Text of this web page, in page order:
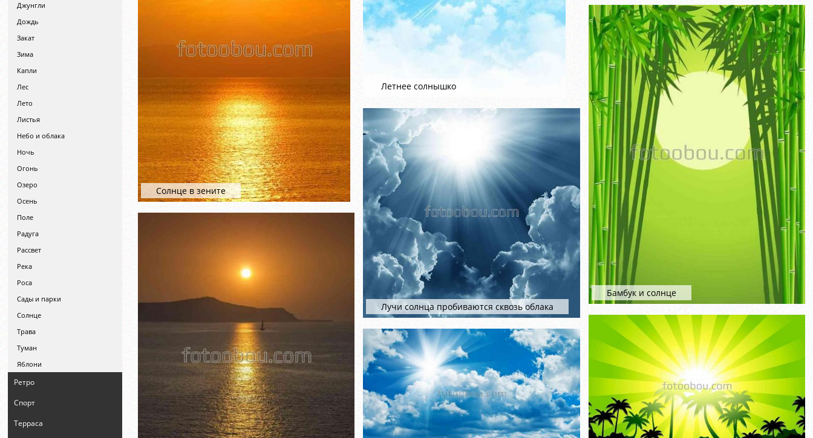
Джунгли
Дождь
Закат
Зима
Капли
Лес
Лето
Листья
Небо и облака
Ночь
Огонь
Озеро
Осень
Поле
Радуга
Рассвет
Река
Роса
Сады и парки
Солнце
Трава
Туман
Яблони
Ретро
Спорт
Терраса
Солнце в зените
Летнее солнышко
Лучи солнца пробиваются сквозь облака
Бамбук и солнце